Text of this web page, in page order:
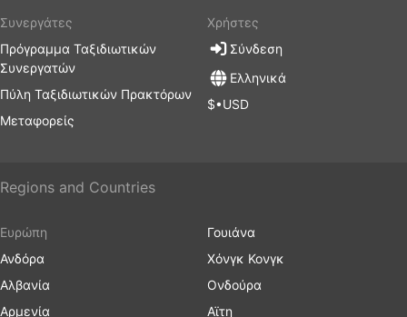
Συνεργάτες
Πρόγραμμα Ταξιδιωτικών
Συνεργατών
Πύλη Ταξιδιωτικών Πρακτόρων
Μεταφορείς
Χρήστες
Σύνδεση
Ελληνικά
$•USD
Regions and Countries
Ευρώπη
Ανδόρα
Αλβανία
Αρμενία
Γουιάνα
Χόνγκ Κονγκ
Ονδούρα
Αϊτη